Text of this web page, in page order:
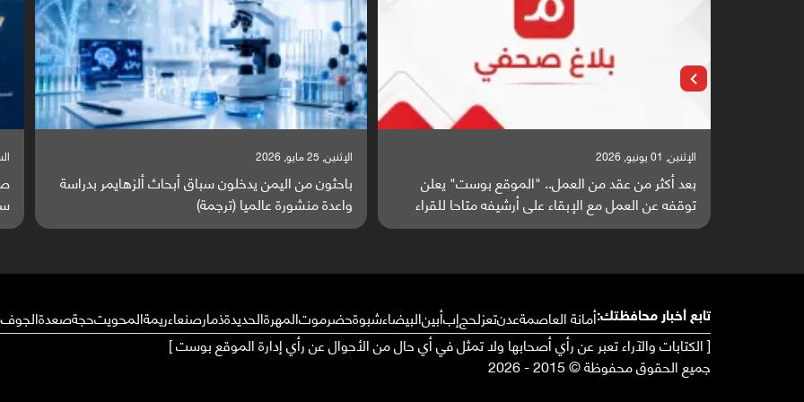
الإثنين, 25 مايو, 2026
باحثون من اليمن يدخلون سباق أبحاث ألزهايمر بدراسة
واعدة منشورة عالميا (ترجمة)
السبت, 23 مايو, 2026
صراع دولي يتصاعد قرب اليمن والبحر الأحمر يتحول إلى
ساحة مواجهة عالمية (ترجمة)
تابع أخبار محافظتك:أمانة العاصمةعدنتعزلحجإبأبينالبيضاءشبوةحضرموتالمهرةالحديدةذمارصنعاءريمةالمحويتحجةصعدةالجوف
[ الكتابات والآراء تعبر عن رأي أصحابها ولا تمثل في أي حال من الأحوال عن رأي إدارة الموقع بوست ]
جميع الحقوق محفوظة © 2015 - 2026